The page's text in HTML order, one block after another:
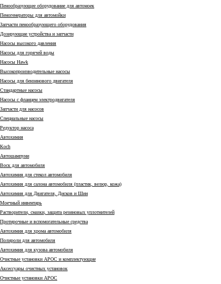
Пенообразующее оборудование для автомоек
Пеногенераторы для автомойки
Запчасти пенообразующего оборудования
Дозирующие устройства и запчасти
Насосы высокого давления
Насосы для горячей воды
Насосы Hawk
Высокопроизводительные насосы
Насосы для бензинового двигателя
Стандартные насосы
Насосы с фланцем электродвигателя
Запчасти для насосов
Специальные насосы
Редуктор насоса
Автохимия
Коch
Автошампуни
Воск для автомобиля
Автохимия для стекол автомобиля
Автохимия для салона автомобиля (пластик, велюр, кожа)
Автохимия для Двигателя, Дисков и Шин
Моечный инвентарь
Растворители, смазки, защита резиновых уплотнителей
Протирочные и вспомогательные средства
Автохимия для хрома автомобиля
Полироли для автомобиля
Автохимия для кузова автомобиля
Очистные установки АРОС и комплектующие
Аксессуары очистных установок
Очистные установки АРОС